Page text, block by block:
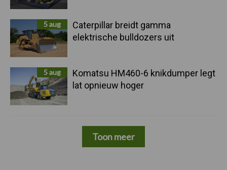
5 aug
Caterpillar breidt gamma
elektrische bulldozers uit
5 aug
Komatsu HM460-6 knikdumper legt
lat opnieuw hoger
Toon meer